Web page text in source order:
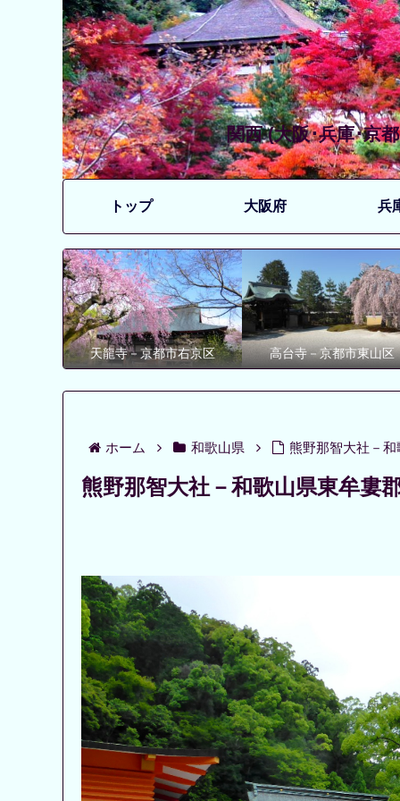
関西 (大阪･兵庫･京
トップ 大阪府 兵
天龍寺－京都市右京区 高台寺－京都市東山区
ホーム 和歌山県 熊野那智大社－
熊野那智大社－和歌山県東牟婁